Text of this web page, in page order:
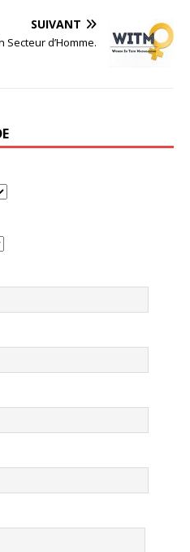
SUIVANT
Secteur d’Homme.